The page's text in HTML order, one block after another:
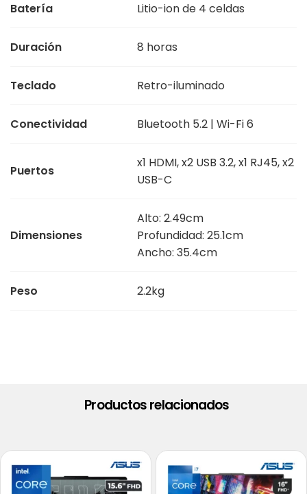
Batería Litio-ion de 4 celdas
Duración 8 horas
Teclado Retro-iluminado
Conectividad Bluetooth 5.2 | Wi-Fi 6
Puertos
x1 HDMI, x2 USB 3.2, x1 RJ45, x2
USB-C
Dimensiones
Alto: 2.49cm
Profundidad: 25.1cm
Ancho: 35.4cm
Peso 2.2kg
Productos relacionados